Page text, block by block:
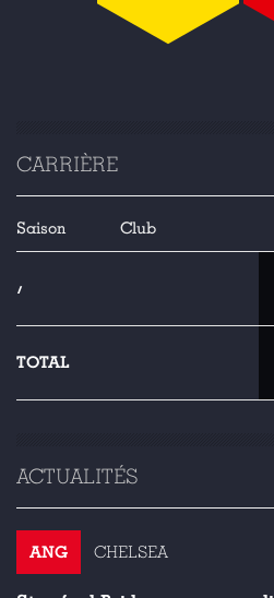
CARRIÈRE
Saison Club
/
TOTAL
ACTUALITÉS
ANG CHELSEA